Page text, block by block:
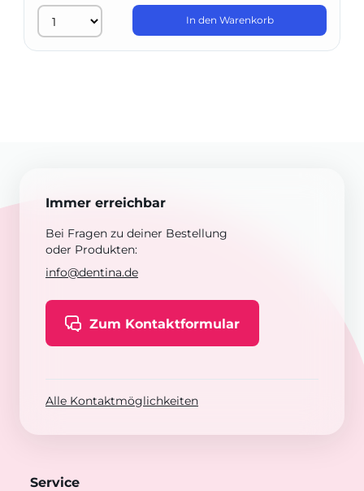
In den Warenkorb
Immer erreichbar
Bei Fragen zu deiner Bestellung
oder Produkten:
info@dentina.de
Zum Kontaktformular
Alle Kontaktmöglichkeiten
Service